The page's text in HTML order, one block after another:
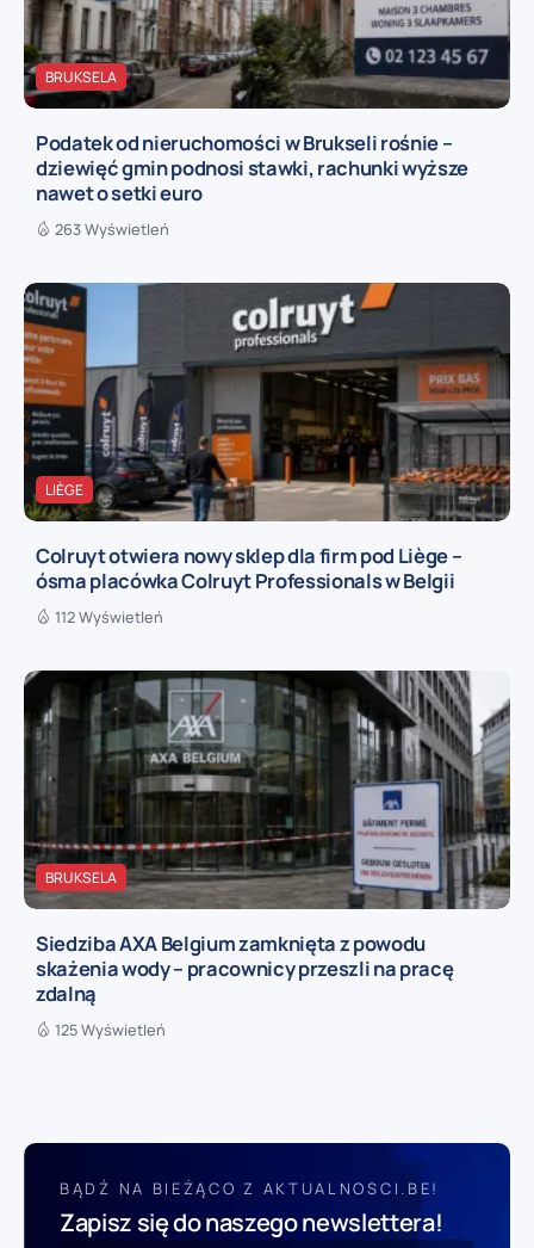
BRUKSELA
Podatek od nieruchomości w Brukseli rośnie –
dziewięć gmin podnosi stawki, rachunki wyższe
nawet o setki euro
263 Wyświetleń
LIÈGE
Colruyt otwiera nowy sklep dla firm pod Liège –
ósma placówka Colruyt Professionals w Belgii
112 Wyświetleń
BRUKSELA
Siedziba AXA Belgium zamknięta z powodu
skażenia wody – pracownicy przeszli na pracę
zdalną
125 Wyświetleń
BĄDŹ NA BIEŻĄCO Z AKTUALNOSCI.BE!
Zapisz się do naszego newslettera!